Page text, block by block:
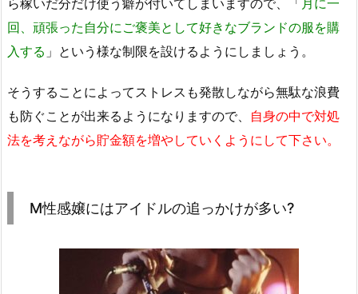
ら稼いだ分だけ使う癖が付いてしまいますので、「月に一
回、頑張った自分にご褒美として好きなブランドの服を購
入する 」という様な制限を設けるようにしましょう。
そうすることによってストレスも発散しながら無駄な浪費
も防ぐことが出来るようになりますので、 自身の中で対処
法を考えながら貯金額を増やしていくようにして下さい。
M性感嬢にはアイドルの追っかけが多い?